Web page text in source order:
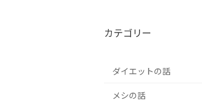
カテゴリー
ダイエットの話
メシの話